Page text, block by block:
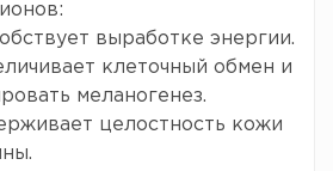
выработке энергии.
клеточный обмен и
меланогенез.
целостность кожи